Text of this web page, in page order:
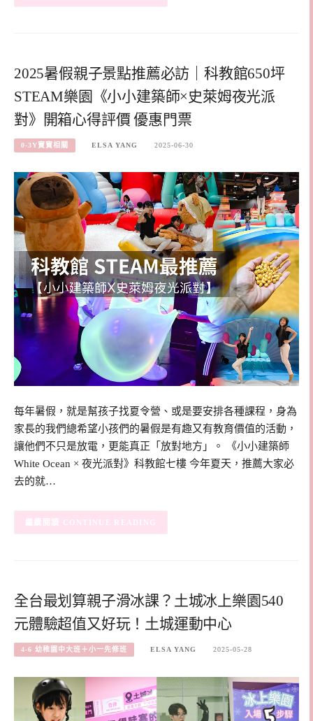
2025暑假親子景點推薦必訪｜科教館650坪
STEAM樂園《小小建築師×史萊姆夜光派
對》開箱心得評價 優惠門票
0-3Y寶寶相關 ELSA YANG 2025-06-30
每年暑假，就是幫孩子找夏令營、或是要安排各種課程，身為
家長的我們總希望小孩們的暑假是有趣又有教育價值的活動，
讓他們不只是放電，更能真正「放對地方」。 《小小建築師
White Ocean × 夜光派對》科教館七樓 今年夏天，推薦大家必
去的就…
CONTINUE READING
全台最划算親子滑冰課？土城冰上樂園540
元體驗超值又好玩！土城運動中心
4-6 幼稚園中大班＋小一先修班 ELSA YANG 2025-05-28